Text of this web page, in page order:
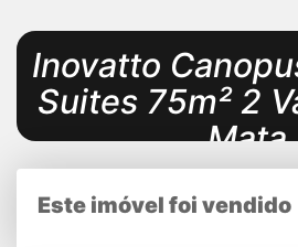
Inovatto
Suites 75m² 2 Vagas Vista
Mata
Este imóvel foi vendido